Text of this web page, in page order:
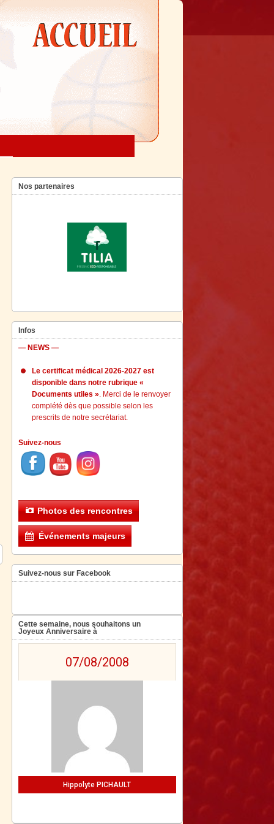
Nos partenaires
Infos
— NEWS —
Le certificat médical 2026-2027 est
disponible dans notre rubrique «
Documents utiles ». Merci de le renvoyer
complété dès que possible selon les
prescrits de notre secrétariat.
Suivez-nous
Photos des rencontres
Événements majeurs
Suivez-nous sur Facebook
Cette semaine, nous souhaitons un
Joyeux Anniversaire à
07/08/2008
Hippolyte PICHAULT